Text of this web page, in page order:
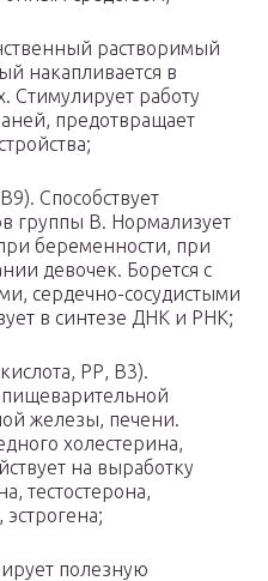
растворимый
накапливается в
Стимулирует работу
предотвращает
Способствует
группы В. Нормализует
беременности, при
девочек. Борется с
сердечно-сосудистыми
в синтезе ДНК и РНК;
РР, В3).
железы, печени.
холестерина,
на выработку
тестостерона,
полезную